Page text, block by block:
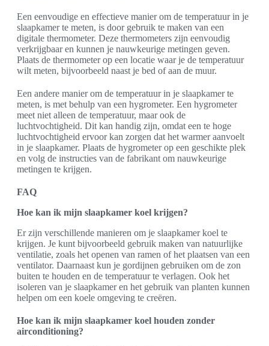
Een eenvoudige en effectieve manier om de temperatuur in je
slaapkamer te meten, is door gebruik te maken van een
digitale thermometer. Deze thermometers zijn eenvoudig
verkrijgbaar en kunnen je nauwkeurige metingen geven.
Plaats de thermometer op een locatie waar je de temperatuur
wilt meten, bijvoorbeeld naast je bed of aan de muur.
Een andere manier om de temperatuur in je slaapkamer te
meten, is met behulp van een hygrometer. Een hygrometer
meet niet alleen de temperatuur, maar ook de
luchtvochtigheid. Dit kan handig zijn, omdat een te hoge
luchtvochtigheid ervoor kan zorgen dat het warmer aanvoelt
in je slaapkamer. Plaats de hygrometer op een geschikte plek
en volg de instructies van de fabrikant om nauwkeurige
metingen te krijgen.
FAQ
Hoe kan ik mijn slaapkamer koel krijgen?
Er zijn verschillende manieren om je slaapkamer koel te
krijgen. Je kunt bijvoorbeeld gebruik maken van natuurlijke
ventilatie, zoals het openen van ramen of het plaatsen van een
ventilator. Daarnaast kun je gordijnen gebruiken om de zon
buiten te houden en de temperatuur te verlagen. Ook het
isoleren van je slaapkamer en het gebruik van planten kunnen
helpen om een koele omgeving te creëren.
Hoe kan ik mijn slaapkamer koel houden zonder
airconditioning?